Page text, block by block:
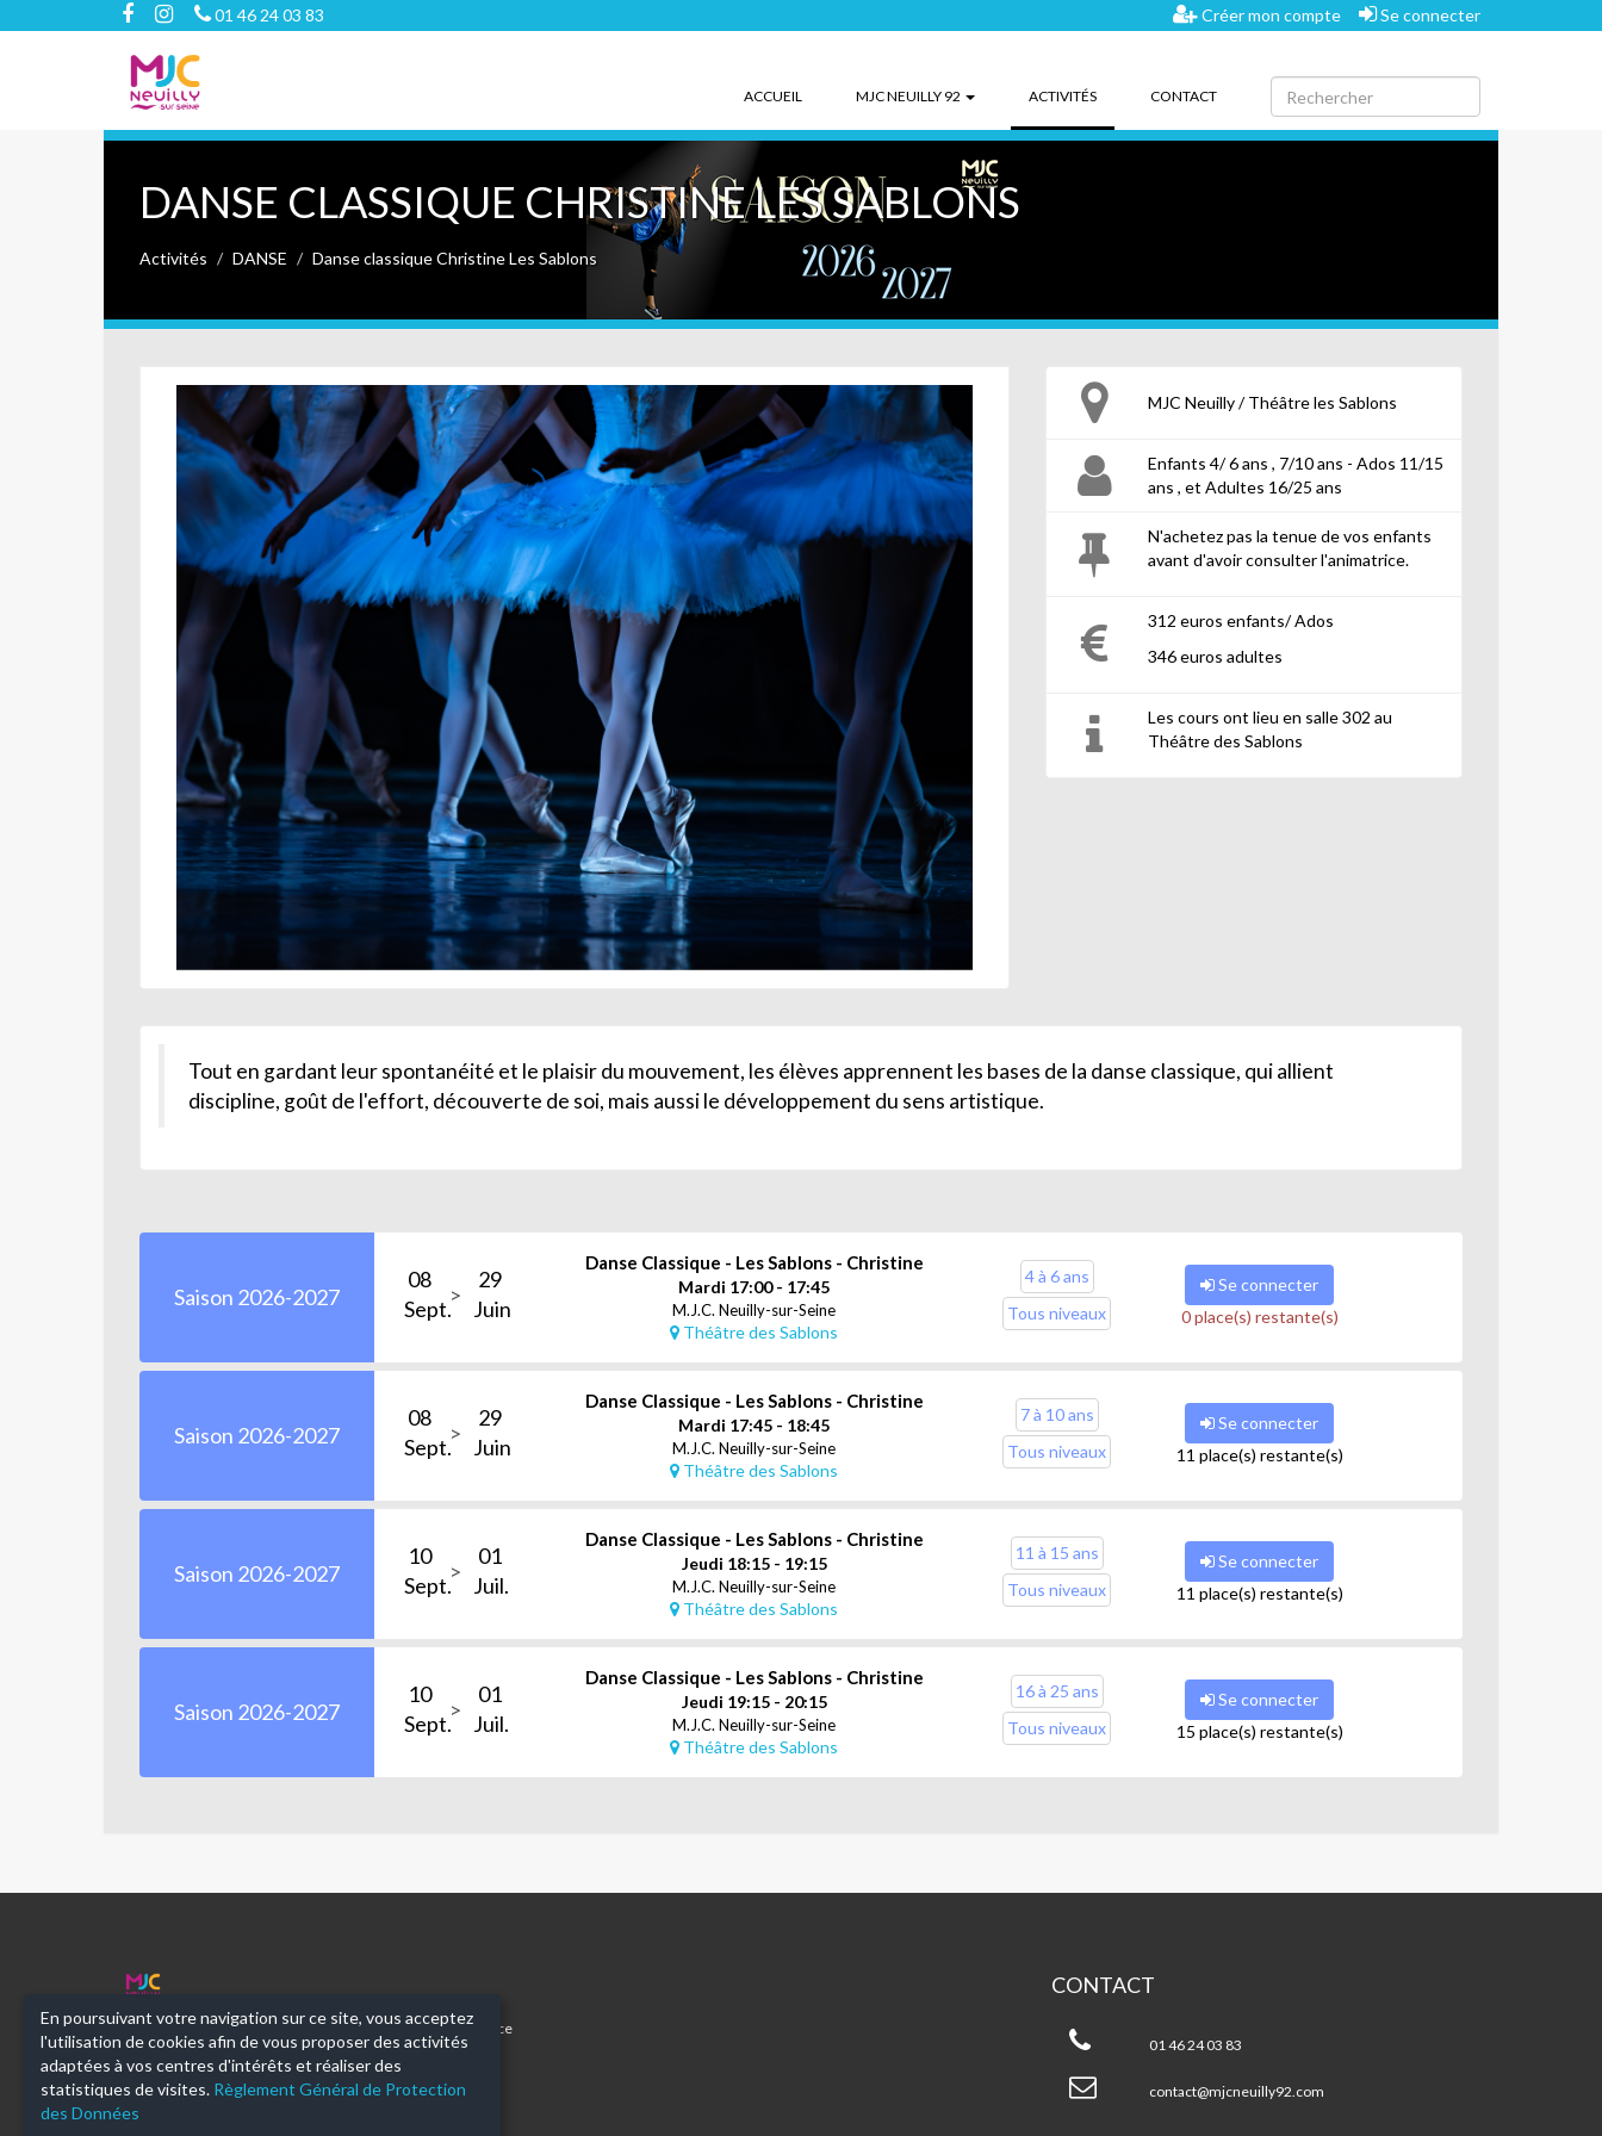
01 46 24 03 83 Créer mon compte Se connecter
ACCUEIL MJC NEUILLY 92 ACTIVITÉS(CURRENT)CONTACT
DANSE CLASSIQUE CHRISTINE LES SABLONS
Activités DANSE Danse classique Christine Les Sablons
MJC Neuilly / Théâtre les Sablons
Enfants 4/ 6 ans , 7/10 ans - Ados 11/15
ans , et Adultes 16/25 ans
N'achetez pas la tenue de vos enfants
avant d'avoir consulter l'animatrice.
312 euros enfants/ Ados
346 euros adultes
Les cours ont lieu en salle 302 au
Théâtre des Sablons
Tout en gardant leur spontanéité et le plaisir du mouvement, les élèves apprennent les bases de la danse classique, qui allient
discipline, goût de l'effort, découverte de soi, mais aussi le développement du sens artistique.
Saison 2026-2027
08
Sept.
29
Juin
Danse Classique - Les Sablons - Christine
Mardi 17:00 - 17:45
M.J.C. Neuilly-sur-Seine
Théâtre des Sablons
4 à 6 ans
Tous niveaux
Se connecter
0 place(s) restante(s)
Saison 2026-2027
08
Sept.
29
Juin
Danse Classique - Les Sablons - Christine
Mardi 17:45 - 18:45
M.J.C. Neuilly-sur-Seine
Théâtre des Sablons
7 à 10 ans
Tous niveaux
Se connecter
11 place(s) restante(s)
Saison 2026-2027
10
Sept.
01
Juil.
Danse Classique - Les Sablons - Christine
Jeudi 18:15 - 19:15
M.J.C. Neuilly-sur-Seine
Théâtre des Sablons
11 à 15 ans
Tous niveaux
Se connecter
11 place(s) restante(s)
Saison 2026-2027
10
Sept.
01
Juil.
Danse Classique - Les Sablons - Christine
Jeudi 19:15 - 20:15
M.J.C. Neuilly-sur-Seine
Théâtre des Sablons
16 à 25 ans
Tous niveaux
Se connecter
15 place(s) restante(s)
MJC
NEUILLY
92
Maison des Jeunes et de la Culture de Neuilly sur Seine. Place
Parmentier. 92200 Neuilly sur Seine.
CONTACT
Neuilly
01 46 24 03 83
contact@mjcneuilly92.com
En poursuivant votre navigation sur ce site, vous acceptez
l'utilisation de cookies afin de vous proposer des activités
adaptées à vos centres d'intérêts et réaliser des
statistiques de visites. Règlement Général de Protection
des Données